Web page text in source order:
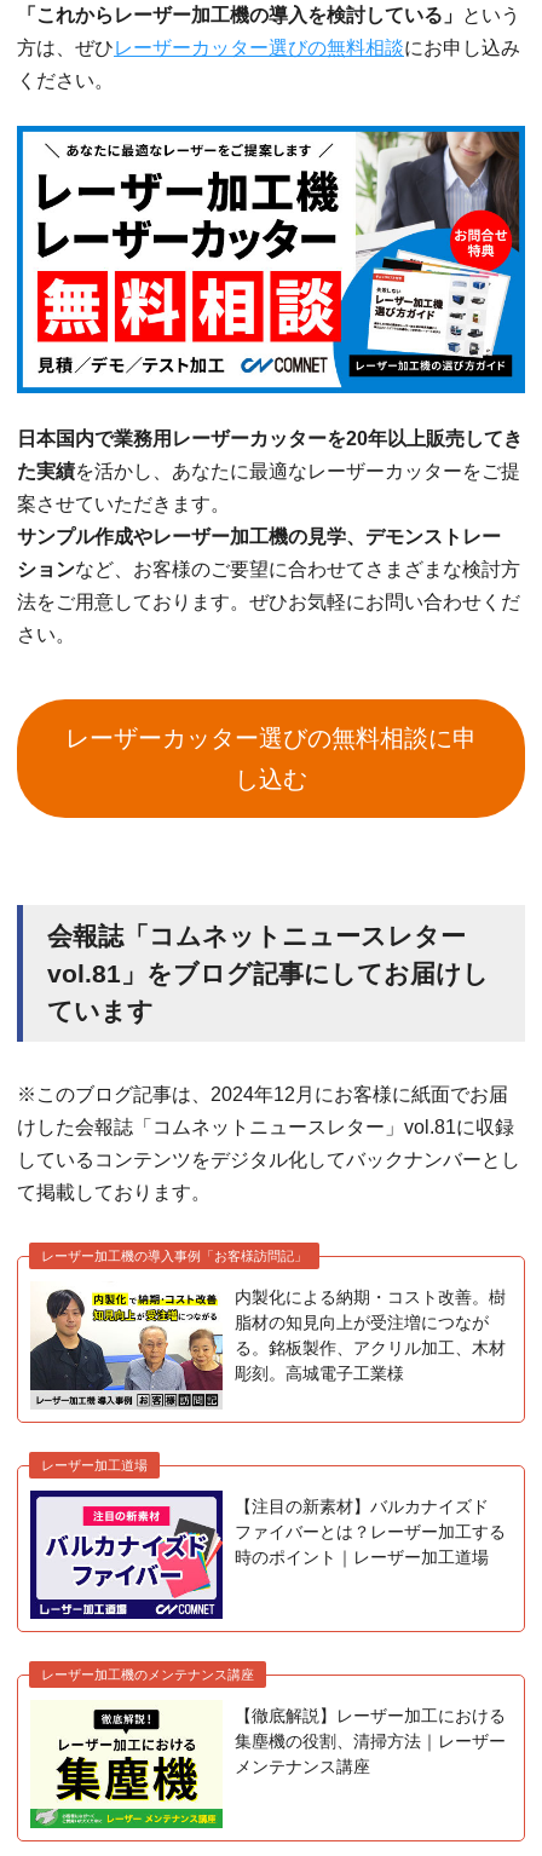
「これからレーザー加工機の導入を検討している」 という
方は、ぜひレーザーカッター選びの無料相談にお申し込み
ください。
日本国内で業務用レーザーカッターを20年以上販売してき
た実績を活かし、あなたに最適なレーザーカッターをご提
案させていただきます。
サンプル作成やレーザー加工機の見学、デモンストレー
ションなど、お客様のご要望に合わせてさまざまな検討方
法をご用意しております。ぜひお気軽にお問い合わせくだ
さい。
レーザーカッター選びの無料相談に申
し込む
会報誌「コムネットニュースレター
vol.81」をブログ記事にしてお届けし
ています
※このブログ記事は、2024年12月にお客様に紙面でお届
けした会報誌「コムネットニュースレター」vol.81に収録
しているコンテンツをデジタル化してバックナンバーとし
て掲載しております。
レーザー加工機の導入事例「お客様訪問記」
内製化による納期・コスト改善。樹
脂材の知見向上が受注増につなが
る。銘板製作、アクリル加工、木材
彫刻。高城電子工業様
レーザー加工道場
【注目の新素材】バルカナイズド
ファイバーとは？レーザー加工する
時のポイント｜レーザー加工道場
レーザー加工機のメンテナンス講座
【徹底解説】レーザー加工における
集塵機の役割、清掃方法｜レーザー
メンテナンス講座